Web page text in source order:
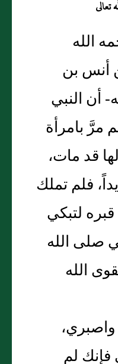
تعالى
الله
أنس بن
أن النبي
مرَّ بامرأة
قد مات،
فلم تملك
لتبكي
صلى الله
الله
واصبري،
لم